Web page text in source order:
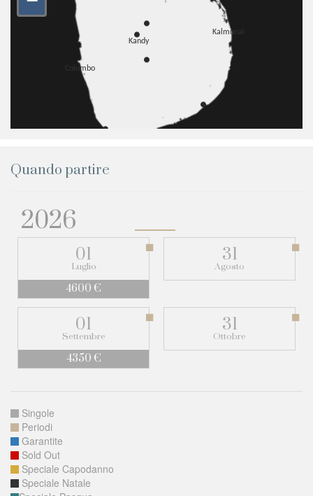
Quando partire
2026
01
Luglio
4600 €
31
Agosto
01
Settembre
4350 €
31
Ottobre
Singole
Periodi
Garantite
Sold Out
Speciale Capodanno
Speciale Natale